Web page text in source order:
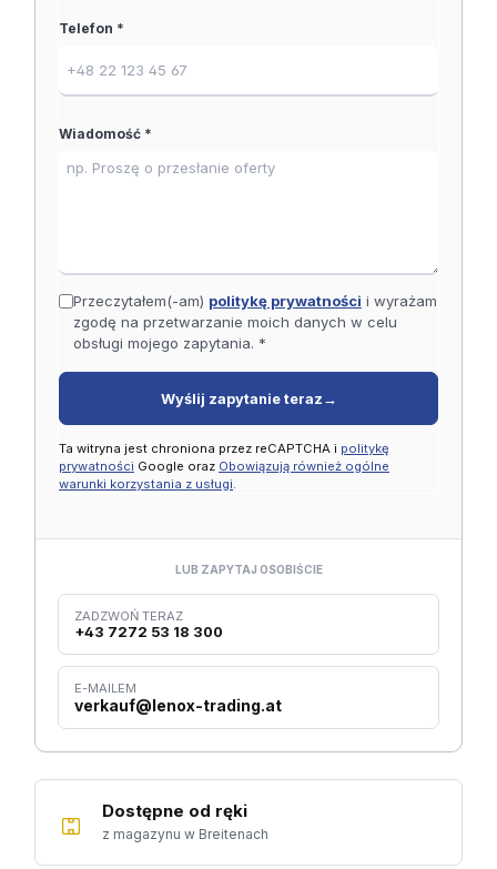
Telefon *
Wiadomość *
Przeczytałem(-am) politykę prywatności i wyrażam
zgodę na przetwarzanie moich danych w celu
obsługi mojego zapytania. *
Wyślij zapytanie teraz →
Ta witryna jest chroniona przez reCAPTCHA i politykę
prywatności Google oraz Obowiązują również ogólne
warunki korzystania z usługi.
LUB ZAPYTAJ OSOBIŚCIE
ZADZWOŃ TERAZ
+43 7272 53 18 300
E-MAILEM
verkauf@lenox-trading.at
Dostępne od ręki
z magazynu w Breitenach